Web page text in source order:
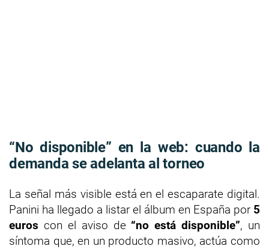
“No disponible” en la web: cuando la
demanda se adelanta al torneo
La señal más visible está en el escaparate digital.
Panini ha llegado a listar el álbum en España por 5
euros con el aviso de “no está disponible”, un
síntoma que, en un producto masivo, actúa como